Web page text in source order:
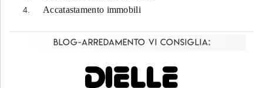
Accatastamento immobili
Blog-Arredamento vi consiglia: